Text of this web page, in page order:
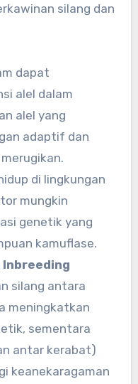
silang dan
dapat
alel dalam
alel yang
adaptif dan
di lingkungan
mungkin
genetik yang
kamuflase.
Inbreeding
silang antara
meningkatkan
sementara
antar kerabat)
keanekaragaman